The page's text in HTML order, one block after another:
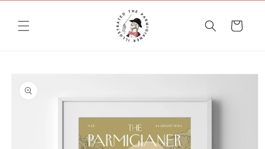
Vai
ai contenuti
Carrello
informazioni
sul prodotto